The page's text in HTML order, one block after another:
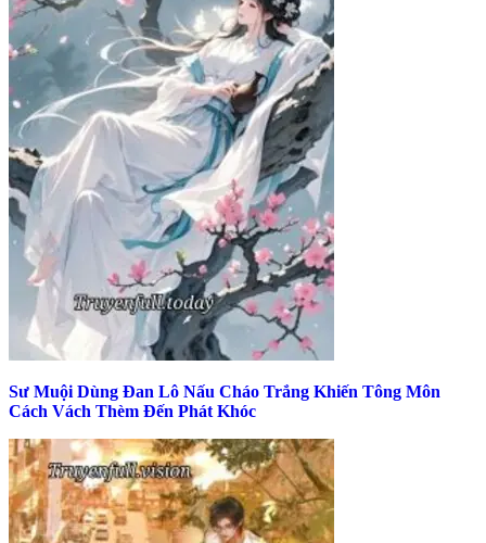
Sư Muội Dùng Đan Lô Nấu Cháo Trắng Khiến Tông Môn
Cách Vách Thèm Đến Phát Khóc